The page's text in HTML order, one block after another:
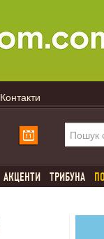
Контакти
АКЦЕНТИ ТРИБУНА